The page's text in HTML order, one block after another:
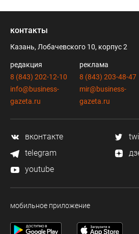
контакты
Казань, Лобачевского 10, корпус 2
редакция
8 (843) 202-12-10
info@business-
gazeta.ru
реклама
8 (843) 203-48-47
mir@business-
gazeta.ru
вконтакте
telegram
youtube
мобильное приложение